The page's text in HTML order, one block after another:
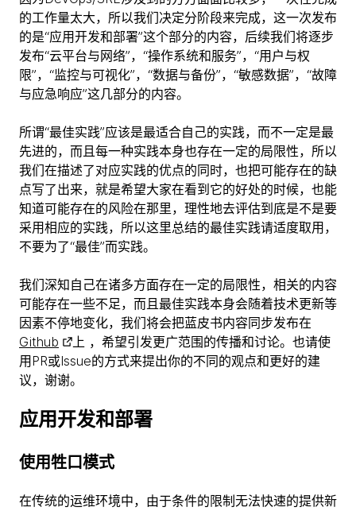
的工作量太大，所以我们决定分阶段来完成，这一次发布
的是“应用开发和部署”这个部分的内容，后续我们将逐步
发布“云平台与网络”，“操作系统和服务”，“用户与权
限”，“监控与可视化”，“数据与备份”，“敏感数据”，“故障
与应急响应”这几部分的内容。
所谓“最佳实践”应该是最适合自己的实践，而不一定是最
先进的，而且每一种实践本身也存在一定的局限性，所以
我们在描述了对应实践的优点的同时，也把可能存在的缺
点写了出来，就是希望大家在看到它的好处的时候，也能
知道可能存在的风险在那里，理性地去评估到底是不是要
采用相应的实践，所以这里总结的最佳实践请适度取用，
不要为了“最佳”而实践。
我们深知自己在诸多方面存在一定的局限性，相关的内容
可能存在一些不足，而且最佳实践本身会随着技术更新等
因素不停地变化，我们将会把蓝皮书内容同步发布在
Github
上 ，希望引发更广范围的传播和讨论。也请使
用PR或Issue的方式来提出你的不同的观点和更好的建
议，谢谢。
应用开发和部署
使用牲口模式
在传统的运维环境中，由于条件的限制无法快速的提供新